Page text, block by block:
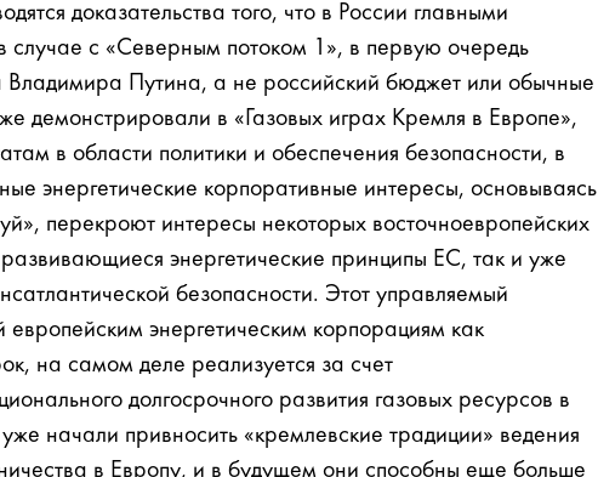
доказательства того, что в России главными
с «Северным потоком 1», в первую очередь
Владимира Путина, а не российский бюджет или обычные
демонстрировали в «Газовых играх Кремля в Европе»,
в области политики и обеспечения безопасности, в
энергетические корпоративные интересы, основываясь
перекроют интересы некоторых восточноевропейских
энергетические принципы ЕС, так и уже
безопасности. Этот управляемый
энергетическим корпорациям как
на самом деле реализуется за счет
долгосрочного развития газовых ресурсов в
начали привносить «кремлевские традиции» ведения
в Европу, и в будущем они способны еще больше